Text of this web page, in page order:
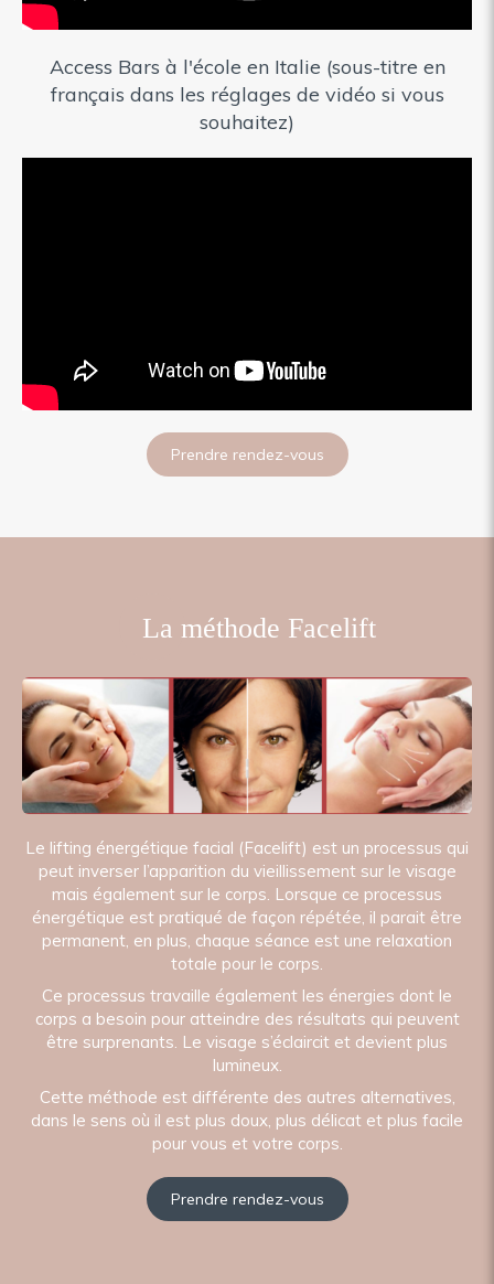
Access Bars à l'école en Italie (sous-titre en
français dans les réglages de vidéo si vous
souhaitez)
Prendre rendez-vous
La méthode Facelift
Le lifting énergétique facial (Facelift) est un processus qui
peut inverser l’apparition du vieillissement sur le visage
mais également sur le corps. Lorsque ce processus
énergétique est pratiqué de façon répétée, il parait être
permanent, en plus, chaque séance est une relaxation
totale pour le corps.
Ce processus travaille également les énergies dont le
corps a besoin pour atteindre des résultats qui peuvent
être surprenants. Le visage s’éclaircit et devient plus
lumineux.
Cette méthode est différente des autres alternatives,
dans le sens où il est plus doux, plus délicat et plus facile
pour vous et votre corps.
Prendre rendez-vous